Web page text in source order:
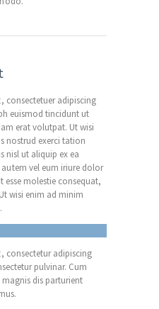
consectetuer adipiscing
euismod tincidunt ut
erat volutpat. Ut wisi
nostrud exerci tation
nisl ut aliquip ex ea
vel eum iriure dolor
molestie consequat,
wisi enim ad minim
consectetur adipiscing
pulvinar. Cum
dis parturient